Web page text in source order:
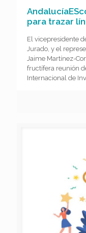
para trazar
El vicepresidente
Jurado, y el
Jaime Martínez-
fructífera reunión
Internacional de